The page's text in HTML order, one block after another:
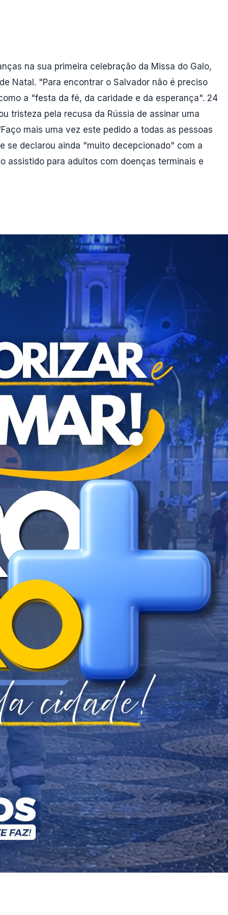
na sua primeira celebração da Missa do Galo,
Natal. "Para encontrar o Salvador não é preciso
a "festa da fé, da caridade e da esperança". 24
tristeza pela recusa da Rússia de assinar uma
mais uma vez este pedido a todas as pessoas
se declarou ainda "muito decepcionado" com a
assistido para adultos com doenças terminais e